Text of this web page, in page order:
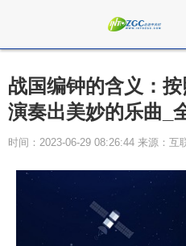
战国编钟的含义：
演奏出美妙的乐曲_
时间：2023-06-29 08:26:44 来源：互